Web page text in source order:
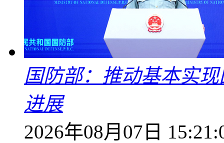
国防部：推动基本实
进展
2026年08月07日